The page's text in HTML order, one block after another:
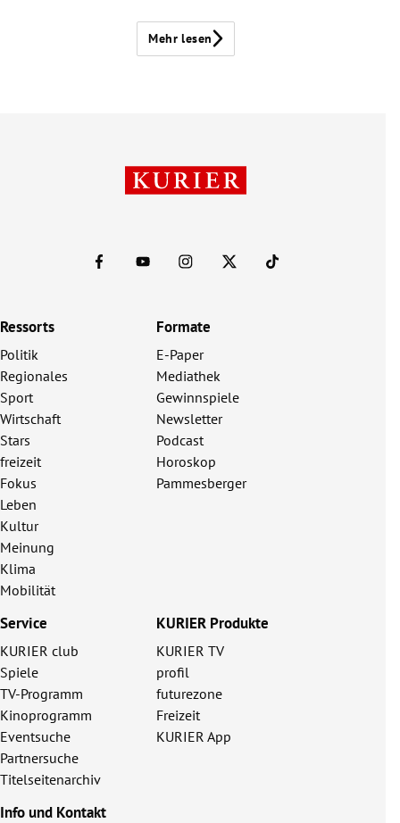
Mehr lesen
Ressorts
Politik
Regionales
Sport
Wirtschaft
Stars
freizeit
Fokus
Leben
Kultur
Meinung
Klima
Mobilität
Formate
E-Paper
Mediathek
Gewinnspiele
Newsletter
Podcast
Horoskop
Pammesberger
Service
KURIER club
Spiele
TV-Programm
Kinoprogramm
Eventsuche
Partnersuche
Titelseitenarchiv
KURIER Produkte
KURIER TV
profil
futurezone
Freizeit
KURIER App
Info und Kontakt